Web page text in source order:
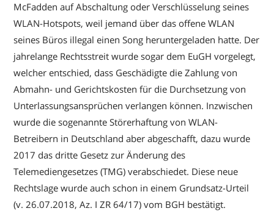
McFadden auf Abschaltung oder Verschlüsselung seines
WLAN-Hotspots, weil jemand über das offene WLAN
seines Büros illegal einen Song heruntergeladen hatte. Der
jahrelange Rechtsstreit wurde sogar dem EuGH vorgelegt,
welcher entschied, dass Geschädigte die Zahlung von
Abmahn- und Gerichtskosten für die Durchsetzung von
Unterlassungsansprüchen verlangen können. Inzwischen
wurde die sogenannte Störerhaftung von WLAN-
Betreibern in Deutschland aber abgeschafft, dazu wurde
2017 das dritte Gesetz zur Änderung des
Telemediengesetzes (TMG) verabschiedet. Diese neue
Rechtslage wurde auch schon in einem Grundsatz-Urteil
(v. 26.07.2018, Az. I ZR 64/17) vom BGH bestätigt.